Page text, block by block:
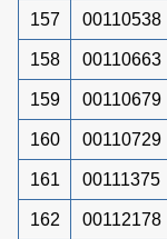
157 00110538
158 00110663
159 00110679
160 00110729
161 00111375
162 00112178